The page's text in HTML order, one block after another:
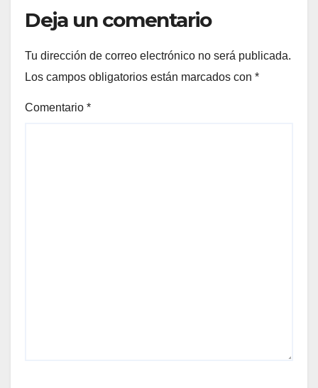
Deja un comentario
Tu dirección de correo electrónico no será publicada.
Los campos obligatorios están marcados con *
Comentario *